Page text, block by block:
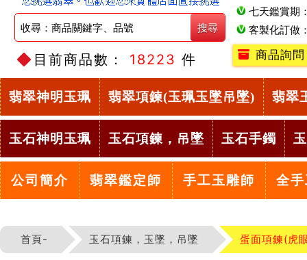
目前商品數： 18223 件
七天鑑賞期
客製化訂做
商品詢問
翡翠神明玉珮 翡翠項鍊(玉珮玉墜吊墜) 翡翠
玉石神明玉珮 玉石項鍊，吊墜 玉石手鐲
公司簡介 翡翠鑑定師 手工玉雕師 全
首頁- 玉石項鍊，玉墜，吊墜 蛋面項鍊(虎